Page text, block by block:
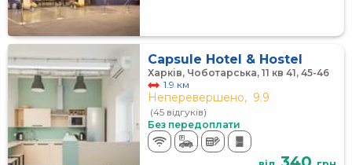
Capsule Hotel & Hostel
Харків, Чоботарська, 11 кв 41, 45-46
1.9 км
Неперевершено, 9.9
(45 відгуків)
Без передоплати